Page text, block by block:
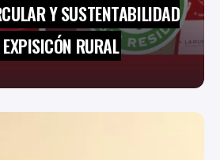
Y SUSTENTABILIDAD
RURAL